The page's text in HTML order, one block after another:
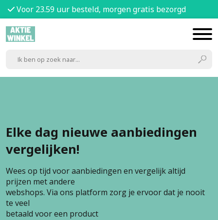
Voor 23.59 uur besteld, morgen gratis bezorgd
Elke dag nieuwe aanbiedingen
vergelijken!
Wees op tijd voor aanbiedingen en vergelijk altijd
prijzen met andere
webshops. Via ons platform zorg je ervoor dat je nooit
te veel
betaald voor een product